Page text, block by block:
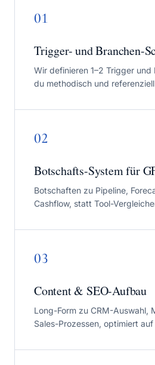
01
Trigger- und Branchen-
Wir definieren 1–2 Trigger und
du methodisch und
02
Botschafts-System für
Botschaften zu Pipeline,
Cashflow, statt Tool-
03
Content & SEO-Aufbau
Long-Form zu CRM-Auswahl,
Sales-Prozessen, optimiert